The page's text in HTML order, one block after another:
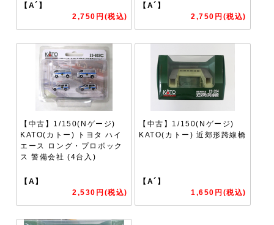
【A´】
2,750円(税込)
【A´】
2,750円(税込)
【中古】1/150(Nゲージ)
KATO(カトー) トヨタ ハイ
エース ロング・プロボック
ス 警備会社 (4台入)
【A】
2,530円(税込)
【中古】1/150(Nゲージ)
KATO(カトー) 近郊形跨線橋
【A´】
1,650円(税込)